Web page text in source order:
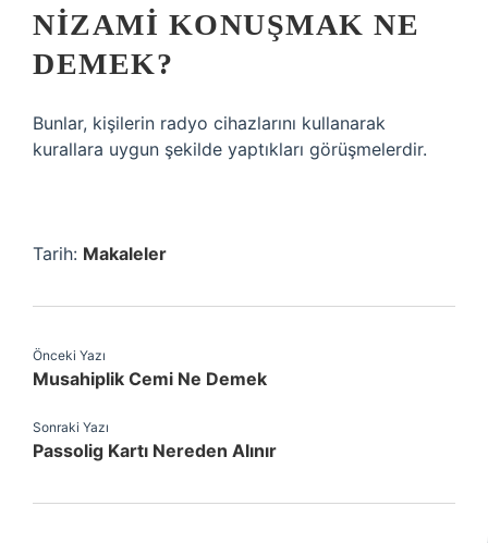
NIZAMI KONUŞMAK NE
DEMEK?
Bunlar, kişilerin radyo cihazlarını kullanarak
kurallara uygun şekilde yaptıkları görüşmelerdir.
Tarih: Makaleler
Önceki Yazı
Musahiplik Cemi Ne Demek
Sonraki Yazı
Passolig Kartı Nereden Alınır